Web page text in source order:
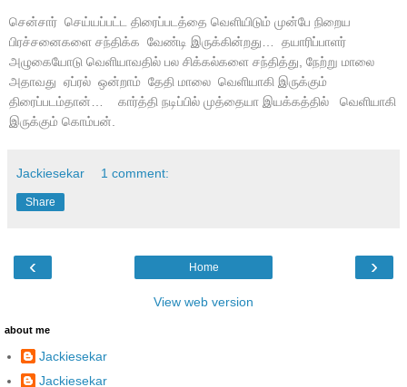
சென்சார் செய்யப்பட்ட திரைப்படத்தை வெளியிடும் முன்பே நிறைய
பிரச்சனைகளை சந்திக்க வேண்டி இருக்கின்றது… தயாரிப்பாளர்
அழுகையோடு வெளியாவதில் பல சிக்கல்களை சந்தித்து, நேற்று மாலை
அதாவது ஏப்ரல் ஒன்றாம் தேதி மாலை வெளியாகி இருக்கும்
திரைப்படம்தான்… கார்த்தி நடிப்பில் முத்தையா இயக்கத்தில் வெளியாகி
இருக்கும் கொம்பன்.
Jackiesekar 1 comment:
Share
‹ ›
Home
View web version
about me
Jackiesekar
Jackiesekar